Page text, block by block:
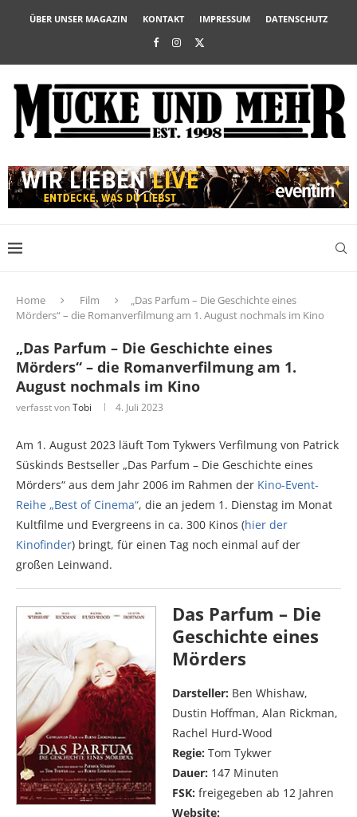
ÜBER UNSER MAGAZIN KONTAKT IMPRESSUM DATENSCHUTZ
Home Film
„Das Parfum – Die Geschichte eines
Mörders“ – die Romanverfilmung am 1. August nochmals im Kino
„Das Parfum – Die Geschichte eines
Mörders“ – die Romanverfilmung am 1.
August nochmals im Kino
verfasst vonTobi 4. Juli 2023
Am 1. August 2023 läuft Tom Tykwers Verfilmung von Patrick
Süskinds Bestseller „Das Parfum – Die Geschichte eines
Mörders“ aus dem Jahr 2006 im Rahmen der Kino-Event-
Reihe „Best of Cinema“, die an jedem 1. Dienstag im Monat
Kultfilme und Evergreens in ca. 300 Kinos (hier der
Kinofinder) bringt, für einen Tag noch einmal auf der
großen Leinwand.
Das Parfum – Die
Geschichte eines
Mörders
Darsteller: Ben Whishaw,
Dustin Hoffman, Alan Rickman,
Rachel Hurd-Wood
Regie: Tom Tykwer
Dauer: 147 Minuten
FSK: freigegeben ab 12 Jahren
Website: